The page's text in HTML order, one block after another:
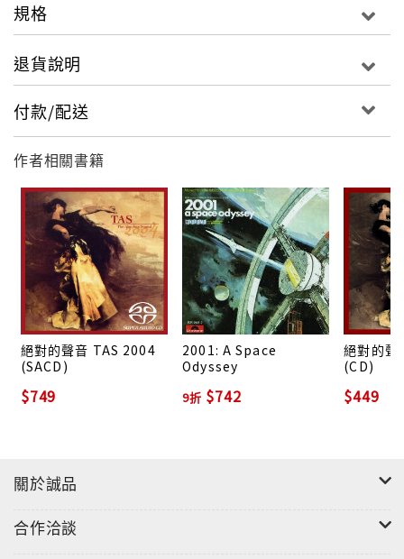
規格
退貨說明
付款/配送
作者相關書籍
絕對的聲音 TAS 2004
(SACD)
$749
2001: A Space
Odyssey
9折 $742
絕對的聲
(CD)
$449
關於誠品
合作洽談